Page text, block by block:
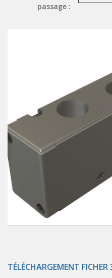
Traitements d'air -
Traitements d'air -
Traitements d'air
passage :
TÉLÉCHARGEMENT FICHER